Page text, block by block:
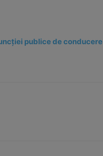
publice de conducere